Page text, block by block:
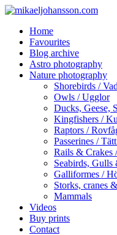
Skip
main
content
search
Menu
Home
Favourites
Blog archive
Astro photography
Nature photography
Shorebirds /
Owls / Ugglor
Ducks, Geese,
Kingfishers /
Raptors /
Passerines /
Rails & Crakes
Seabirds, Gulls
Galliformes /
Storks, cranes
Mammals
Videos
Buy prints
Contact